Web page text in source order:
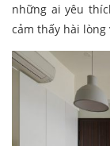
những ai yêu
cảm thấy hài